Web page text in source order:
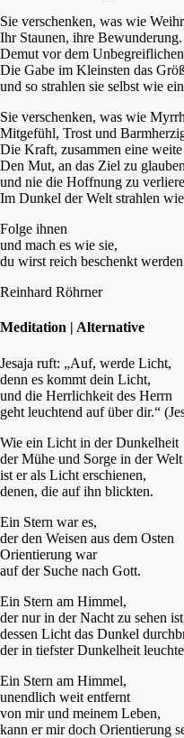
Sie verschenken, was wie
Ihr Staunen, ihre Bewunderung.
Demut vor dem
Die Gabe im Kleinsten das
und so strahlen sie selbst wie
Sie verschenken, was wie
Mitgefühl, Trost und
Die Kraft, zusammen eine
Den Mut, an das Ziel zu glauben
und nie die Hoffnung zu
Im Dunkel der Welt strahlen
Folge ihnen
und mach es wie sie,
du wirst reich beschenkt
Reinhard Röhrner
Meditation | Alternative
Jesaja ruft: „Auf, werde Licht,
denn es kommt dein Licht,
und die Herrlichkeit des Herrn
geht leuchtend auf über dir.“
Wie ein Licht in der Dunkelheit
der Mühe und Sorge in der Welt
ist er als Licht erschienen,
denen, die auf ihn blickten.
Ein Stern war es,
der den Weisen aus dem Osten
Orientierung war
auf der Suche nach Gott.
Ein Stern am Himmel,
der nur in der Nacht zu sehen
dessen Licht das Dunkel
der in tiefster Dunkelheit
Ein Stern am Himmel,
unendlich weit entfernt
von mir und meinem Leben,
kann er mir doch Orientierung